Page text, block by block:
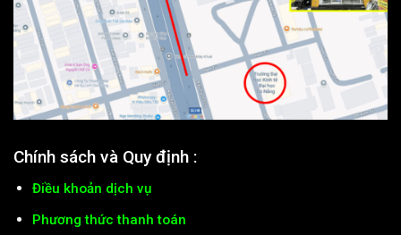
Chính sách và Quy định :
Điều khoản dịch vụ
Phương thức thanh toán